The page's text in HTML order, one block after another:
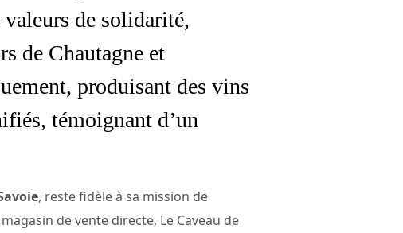
valeurs de solidarité,
de Chautagne et
produisant des vins
témoignant d’un
, reste fidèle à sa mission de
de vente directe, Le Caveau de